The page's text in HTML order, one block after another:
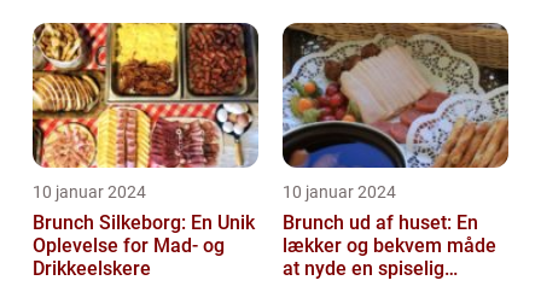
10 januar 2024
Brunch Silkeborg: En Unik
Oplevelse for Mad- og
Drikkeelskere
10 januar 2024
Brunch ud af huset: En
lækker og bekvem måde
at nyde en spiselig